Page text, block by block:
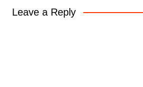
Leave a Reply